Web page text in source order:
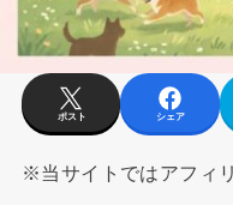
ポスト シェア
※当サイトではアフィ